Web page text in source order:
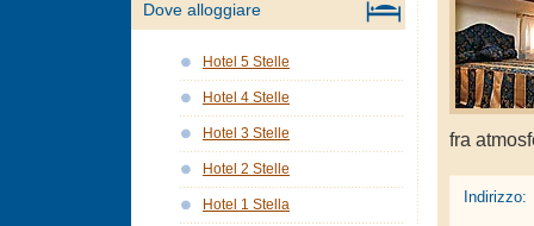
fra
Indirizzo:
Dove alloggiare
Hotel 5 Stelle
Hotel 4 Stelle
Hotel 3 Stelle
Hotel 2 Stelle
Hotel 1 Stella